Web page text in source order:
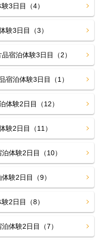
3日目（4）
験3日目（3）
宿泊体験3日目（2）
宿泊体験3日目（1）
体験2日目（12）
験2日目（11）
体験2日目（10）
験2日目（9）
2日目（8）
体験2日目（7）